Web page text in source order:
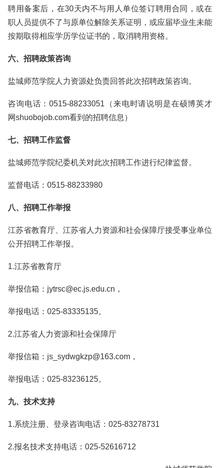
聘用备案后，在30天内不与用人单位签订聘用合同，或在
职人员提供不了与原单位解除关系证明，或应届毕业生未能
按期取得相应学历学位证书的，取消聘用资格。
六、招聘政策咨询
盐城师范学院人力资源处负责回答此次招聘政策咨询。
咨询电话：0515-88233051（来电时请说明是在硕博英才
网shuobojob.com看到的招聘信息）
七、招聘工作监督
盐城师范学院纪委机关对此次招聘工作进行纪律监督。
监督电话：0515-88233980
八、招聘工作举报
江苏省教育厅、江苏省人力资源和社会保障厅接受事业单位
公开招聘工作举报。
1.江苏省教育厅
举报信箱：jytrsc@ec.js.edu.cn，
举报电话：025-83335135。
2.江苏省人力资源和社会保障厅
举报信箱：js_sydwgkzp@163.com，
举报电话：025-83236125。
九、技术支持
1.系统注册、登录咨询电话：025-83278731
2.报名技术支持电话：025-52616712